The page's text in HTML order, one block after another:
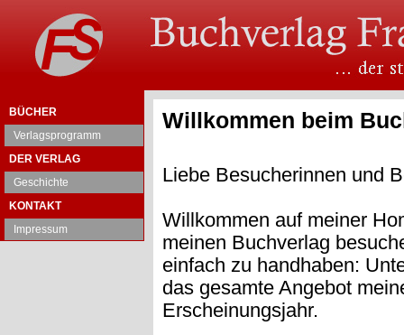
BÜCHER
Verlagsprogramm
DER VERLAG
Geschichte
KONTAKT
Impressum
Willkommen beim
Liebe Besucherinnen und
Willkommen auf meiner
meinen Buchverlag
einfach zu handhaben:
das gesamte Angebot
Erscheinungsjahr.